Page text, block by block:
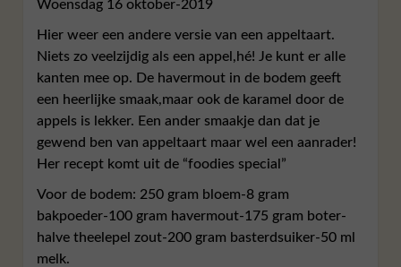
Woensdag 16 oktober-2019
Hier weer een andere versie van een appeltaart.
Niets zo veelzijdig als een appel,hé! Je kunt er alle
kanten mee op. De havermout in de bodem geeft
een heerlijke smaak,maar ook de karamel door de
appels is lekker. Een ander smaakje dan dat je
gewend ben van appeltaart maar wel een aanrader!
Her recept komt uit de “foodies special”
Voor de bodem: 250 gram bloem-8 gram
bakpoeder-100 gram havermout-175 gram boter-
halve theelepel zout-200 gram basterdsuiker-50 ml
melk.